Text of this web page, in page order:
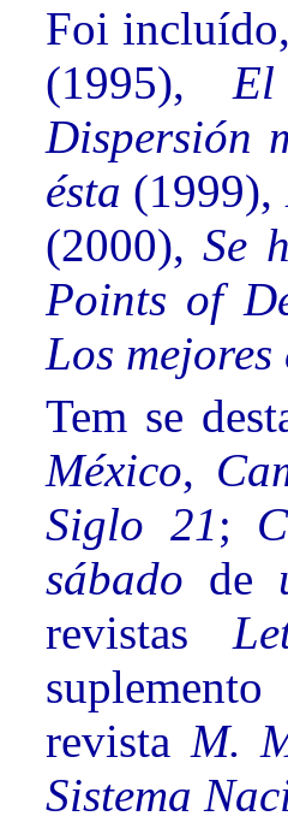
Foi
(1995),
Dispersión
ésta (1999),
(2000),Se
Points of
Los
Tem se
México,
Siglo 21;
sábado de
revistas
suplemento
revista M.
Sistema